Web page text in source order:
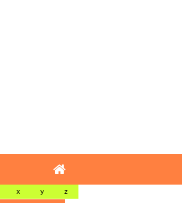
x y z